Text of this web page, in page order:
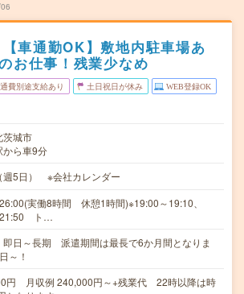
車通勤OK】敷地内駐車場あ
お仕事！残業少なめ
費別途支給あり 土日祝日が休み WEB登録OK
茨城市
から車9分
週5日） ※会社カレンダー
実働8時間 休憩1時間)※19:00～19:10、
21:50 ト…
即日～長期 派遣期間は最長で6か月間となりま
～！
円 月収例 240,000円～+残業代 22時以降は時